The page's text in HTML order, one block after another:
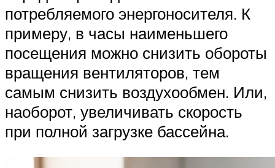
потребляемого энергоносителя. К
примеру, в часы наименьшего
посещения можно снизить обороты
вращения вентиляторов, тем
самым снизить воздухообмен. Или,
наоборот, увеличивать скорость
при полной загрузке бассейна.